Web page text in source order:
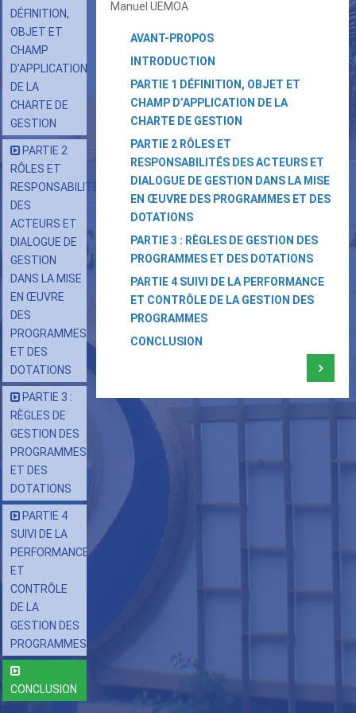
DÉFINITION,
OBJET ET
CHAMP
D’APPLICATION
DE LA
CHARTE DE
GESTION
PARTIE 2
RÔLES ET
RESPONSABILITÉS
DES
ACTEURS ET
DIALOGUE DE
GESTION
DANS LA MISE
EN ŒUVRE
DES
PROGRAMMES
ET DES
DOTATIONS
PARTIE 3 :
RÈGLES DE
GESTION DES
PROGRAMMES
ET DES
DOTATIONS
PARTIE 4
SUIVI DE LA
PERFORMANCE
ET
CONTRÔLE
DE LA
GESTION DES
PROGRAMMES
CONCLUSION
Manuel UEMOA
AVANT-PROPOS
INTRODUCTION
PARTIE 1 DÉFINITION, OBJET ET
CHAMP D’APPLICATION DE LA
CHARTE DE GESTION
PARTIE 2 RÔLES ET
RESPONSABILITÉS DES ACTEURS ET
DIALOGUE DE GESTION DANS LA MISE
EN ŒUVRE DES PROGRAMMES ET DES
DOTATIONS
PARTIE 3 : RÈGLES DE GESTION DES
PROGRAMMES ET DES DOTATIONS
PARTIE 4 SUIVI DE LA PERFORMANCE
ET CONTRÔLE DE LA GESTION DES
PROGRAMMES
CONCLUSION
transversaux
de
livre
CHARTE
DE
GESTION
BUDGET